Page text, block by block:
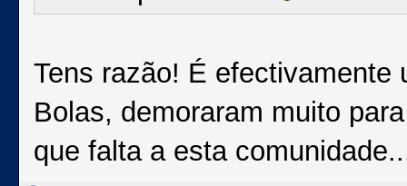
Tens razão! É efectivamente
Bolas, demoraram muito
que falta a esta